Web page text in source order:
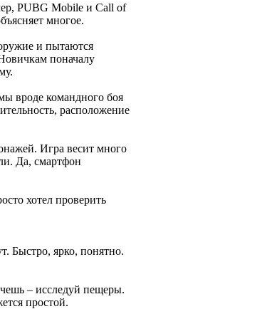
PUBG Mobile и Call of
многое.
и пытаются
поначалу
вроде командного боя
расположение
Игра весит много
Да, смартфон
хотел проверить
Быстро, ярко, понятно.
– исследуй пещеры.
простой.